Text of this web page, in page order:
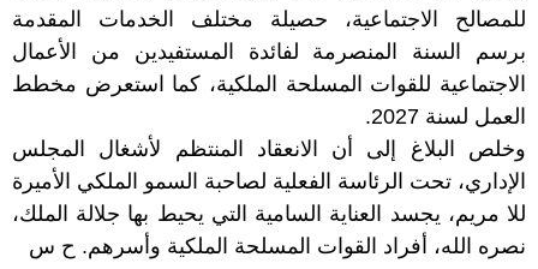
للمصالح الاجتماعية، حصيلة مختلف الخدمات المقدمة
برسم السنة المنصرمة لفائدة المستفيدين من الأعمال
الاجتماعية للقوات المسلحة الملكية، كما استعرض مخطط
العمل لسنة 2027.
وخلص البلاغ إلى أن الانعقاد المنتظم لأشغال المجلس
الإداري، تحت الرئاسة الفعلية لصاحبة السمو الملكي الأميرة
للا مريم، يجسد العناية السامية التي يحيط بها جلالة الملك،
نصره الله، أفراد القوات المسلحة الملكية وأسرهم. ح س